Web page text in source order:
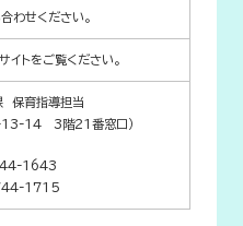
わせください。
イトをご覧ください。
保育指導担当
13-14 3階21番窓口）
1643
1715